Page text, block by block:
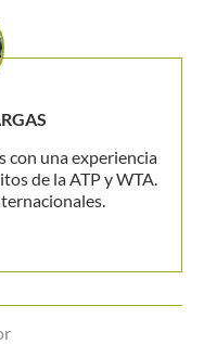
con una experiencia
de la ATP y WTA.